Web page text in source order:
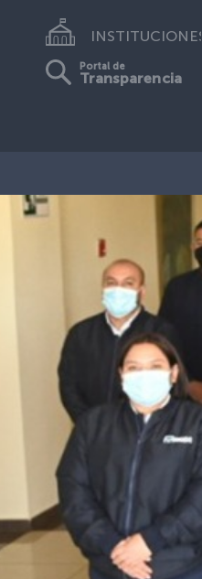
INSTITUCIONES
Portal de
Transparencia